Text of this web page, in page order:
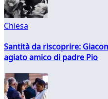
Chiesa
Santità da riscoprire:
agiato amico di padre Pio